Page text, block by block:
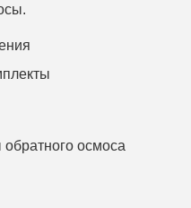
осмоса